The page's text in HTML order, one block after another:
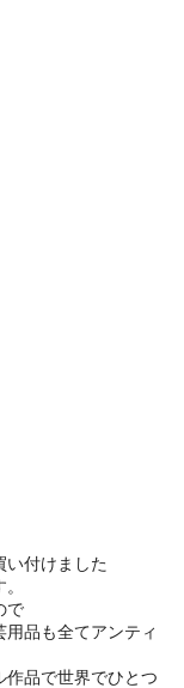
い付けました
で
品も全てアンティ
作品で世界でひとつ